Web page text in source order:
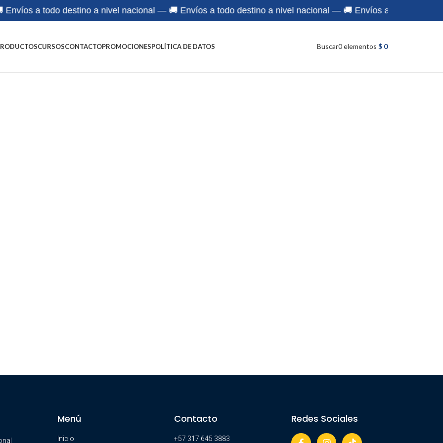
a todo destino a nivel nacional — 🚚 Envíos a todo destino a nivel nacional — 🚚 Envíos a todo destino a
CURSOSCONTACTOPROMOCIONESPOLÍTICA DE DATOS Buscar0elementos $ 0
Menú
Inicio
Contacto
+57 317 645 3883
Redes Sociales